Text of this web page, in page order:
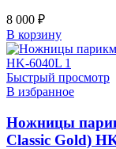
8 000 ₽
В корзину
Быстрый просмотр
В избранное
Ножницы
Classic Gold)